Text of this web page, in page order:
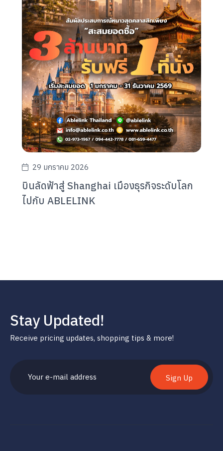
29 มกราคม 2026
บินลัดฟ้าสู่ Shanghai เมืองธุรกิจระดับโลก
ไปกับ ABLELINK
Stay Updated!
Receive pricing updates, shopping tips & more!
Sign Up